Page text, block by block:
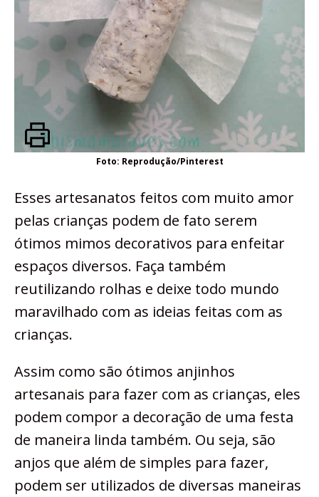
Foto: Reprodução/Pinterest
Esses artesanatos feitos com muito amor
pelas crianças podem de fato serem
ótimos mimos decorativos para enfeitar
espaços diversos. Faça também
reutilizando rolhas e deixe todo mundo
maravilhado com as ideias feitas com as
crianças.
Assim como são ótimos anjinhos
artesanais para fazer com as crianças, eles
podem compor a decoração de uma festa
de maneira linda também. Ou seja, são
anjos que além de simples para fazer,
podem ser utilizados de diversas maneiras